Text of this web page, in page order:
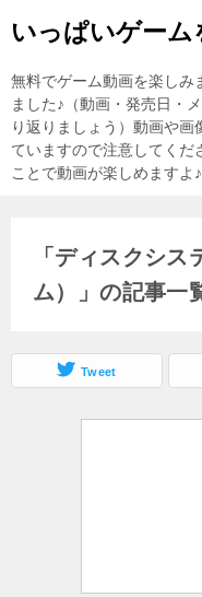
いっぱいゲーム
無料でゲーム動画を楽し
ました♪（動画・発売日・
り返りましょう）動画や画
ていますので注意してく
ことで動画が楽しめますよ♪
「ディスクシ
ム）」の記事一
Tweet